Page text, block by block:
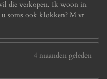
die verkopen. Ik woon in
soms ook klokken? M vr
4 maanden geleden